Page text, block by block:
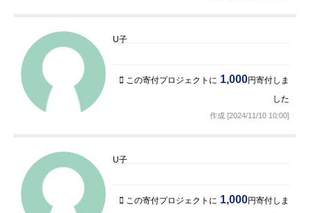
U子
この寄付プロジェクトに 1,000円寄付しま
した
作成 [2024/11/10 10:00]
U子
この寄付プロジェクトに 1,000円寄付しま